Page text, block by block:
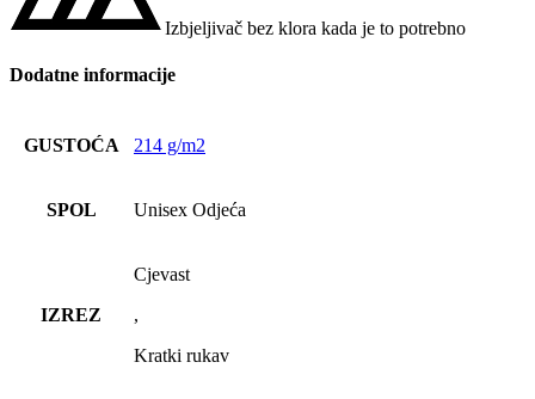
Izbjeljivač bez klora kada je to potrebno
Dodatne informacije
GUSTOĆA 214 g/m2
SPOL Unisex Odjeća
IZREZ
Cjevast
,
Kratki rukav